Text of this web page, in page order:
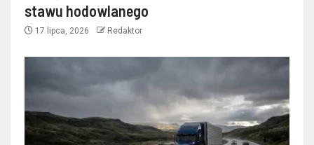
stawu hodowlanego
17 lipca, 2026 Redaktor